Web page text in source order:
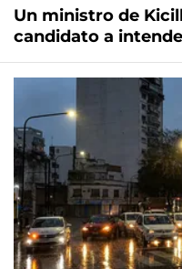
Un ministro de
candidato a